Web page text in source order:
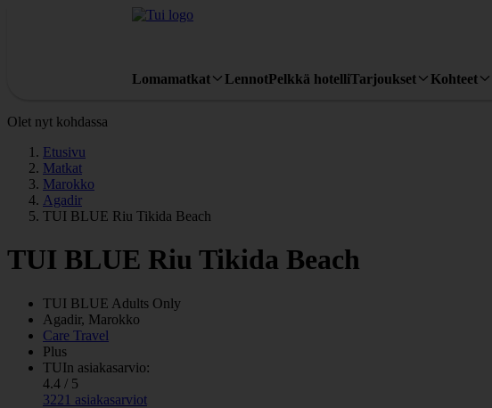
Lomamatkat LennotPelkkä hotelliTarjoukset Kohteet
Olet nyt kohdassa
Etusivu
Matkat
Marokko
Agadir
TUI BLUE Riu Tikida Beach
TUI BLUE Riu Tikida Beach
TUI BLUE Adults Only
Agadir, Marokko
Care Travel
Plus
TUIn asiakasarvio:
4.4 / 5
3221 asiakasarviot